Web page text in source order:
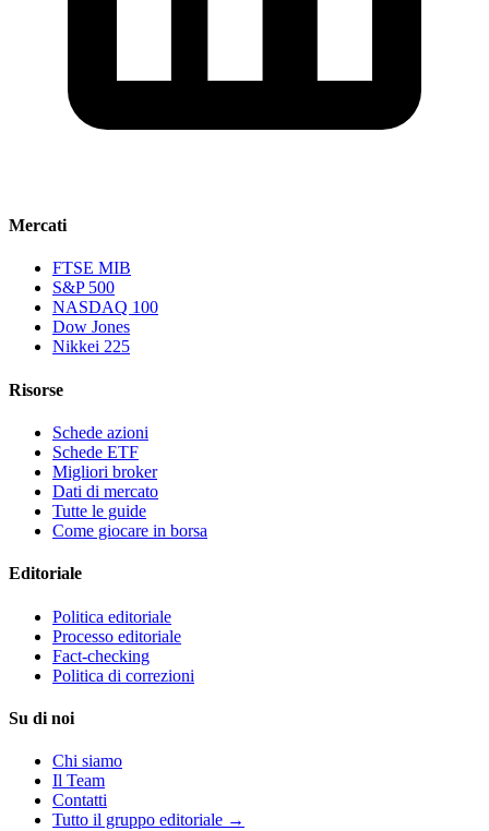
Mercati
FTSE MIB
S&P 500
NASDAQ 100
Dow Jones
Nikkei 225
Risorse
Schede azioni
Schede ETF
Migliori broker
Dati di mercato
Tutte le guide
Come giocare in borsa
Editoriale
Politica editoriale
Processo editoriale
Fact-checking
Politica di correzioni
Su di noi
Chi siamo
Il Team
Contatti
Tutto il gruppo editoriale →